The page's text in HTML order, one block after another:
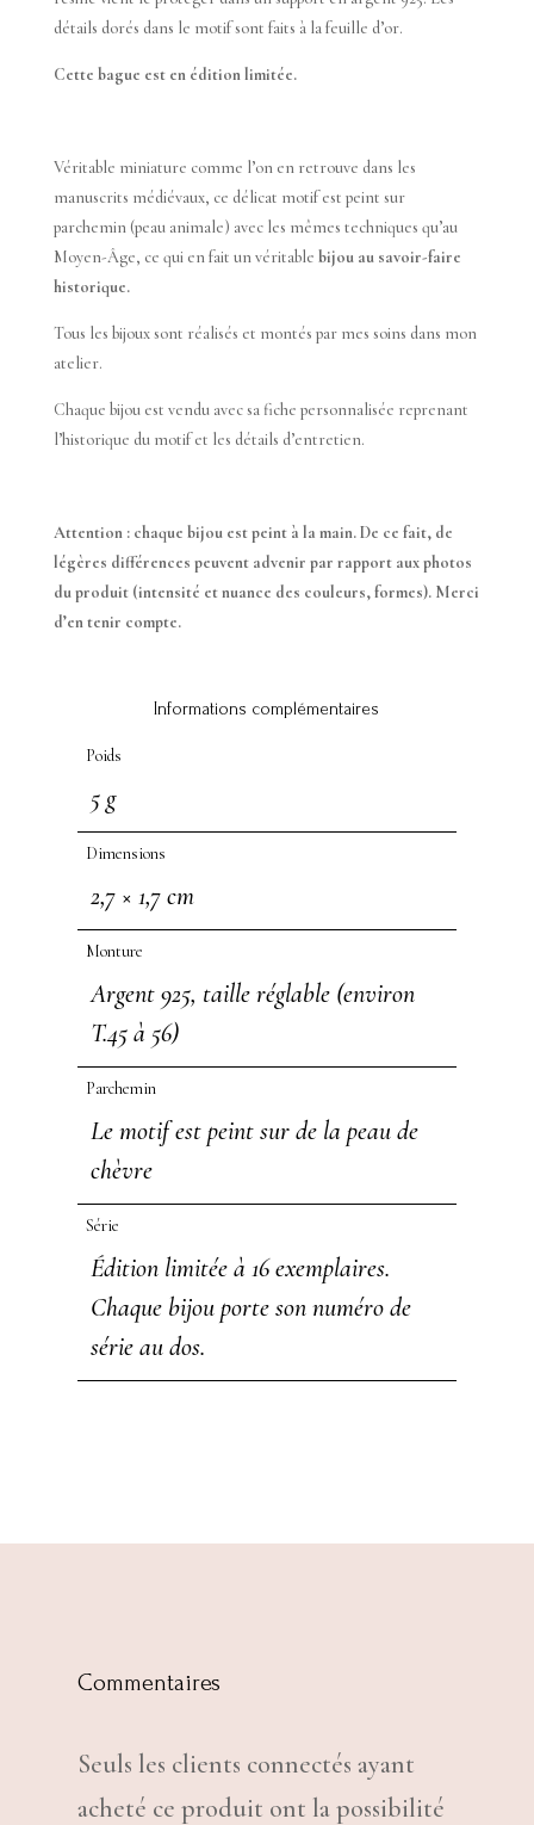
détails dorés dans le motif sont faits à la feuille d’or.
Cette bague est en édition limitée.
Véritable miniature comme l’on en retrouve dans les
manuscrits médiévaux, ce délicat motif est peint sur
parchemin (peau animale) avec les mêmes techniques qu’au
Moyen-Âge, ce qui en fait un véritable bijou au savoir-faire
historique.
Tous les bijoux sont réalisés et montés par mes soins dans mon
atelier.
Chaque bijou est vendu avec sa fiche personnalisée reprenant
l’historique du motif et les détails d’entretien.
Attention : chaque bijou est peint à la main. De ce fait, de
légères différences peuvent advenir par rapport aux photos
du produit (intensité et nuance des couleurs, formes). Merci
d’en tenir compte.
Informations complémentaires
Poids
5 g
Dimensions
2,7 × 1,7 cm
Monture
Argent 925, taille réglable (environ
T.45 à 56)
Parchemin
Le motif est peint sur de la peau de
chèvre
Série
Édition limitée à 16 exemplaires.
Chaque bijou porte son numéro de
série au dos.
Commentaires
Seuls les clients connectés ayant
acheté ce produit ont la possibilité